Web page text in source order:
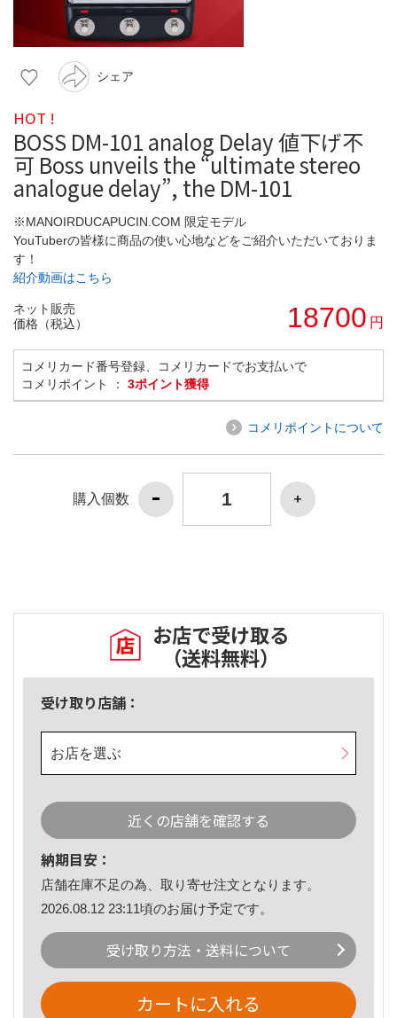
シェア
HOT !
BOSS DM-101 analog Delay 値下げ不
可 Boss unveils the “ultimate stereo
analogue delay”, the DM-101
※MANOIRDUCAPUCIN.COM 限定モデル
YouTuberの皆様に商品の使い心地などをご紹介いただいておりま
す！
紹介動画はこちら
ネット販売
価格（税込）
18700 円
コメリカード番号登録、コメリカードでお支払いで
コメリポイント ： 3ポイント獲得
コメリポイントについて
購入個数
お店で受け取る
（送料無料）
受け取り店舗：
お店を選ぶ
近くの店舗を確認する
納期目安：
店舗在庫不足の為、取り寄せ注文となります。
2026.08.12 23:11頃のお届け予定です。
受け取り方法・送料について
カートに入れる